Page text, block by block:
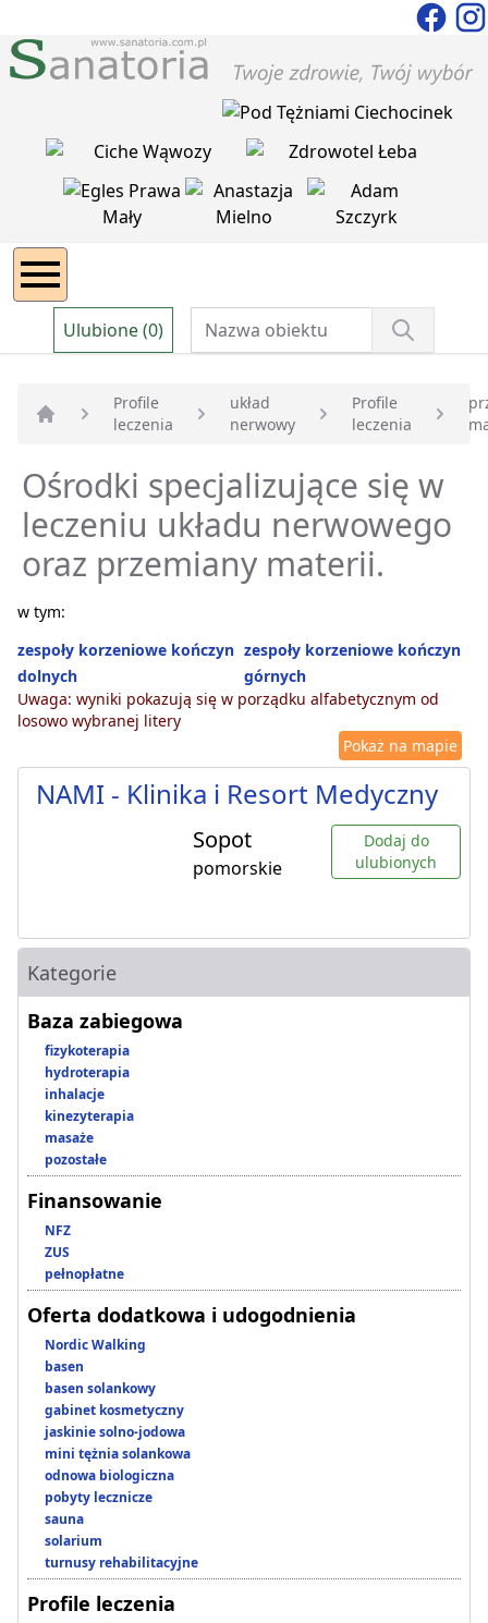
Ulubione (0)
Strona główna
Profile
leczenia
układ
nerwowy
Profile
leczenia
Ośrodki specjalizujące się w
leczeniu układu nerwowego
oraz przemiany materii.
w tym:
zespoły korzeniowe kończyn
dolnych
zespoły korzeniowe kończyn
górnych
Uwaga: wyniki pokazują się w porządku alfabetycznym od
losowo wybranej litery
Pokaż na mapie
NAMI - Klinika i Resort Medyczny
Sopot
pomorskie
Dodaj do
ulubionych
Kategorie
Baza zabiegowa
fizykoterapia
hydroterapia
inhalacje
kinezyterapia
masaże
pozostałe
Finansowanie
NFZ
ZUS
pełnopłatne
Oferta dodatkowa i udogodnienia
Nordic Walking
basen
basen solankowy
gabinet kosmetyczny
jaskinie solno-jodowa
mini tężnia solankowa
odnowa biologiczna
pobyty lecznicze
sauna
solarium
turnusy rehabilitacyjne
Profile leczenia